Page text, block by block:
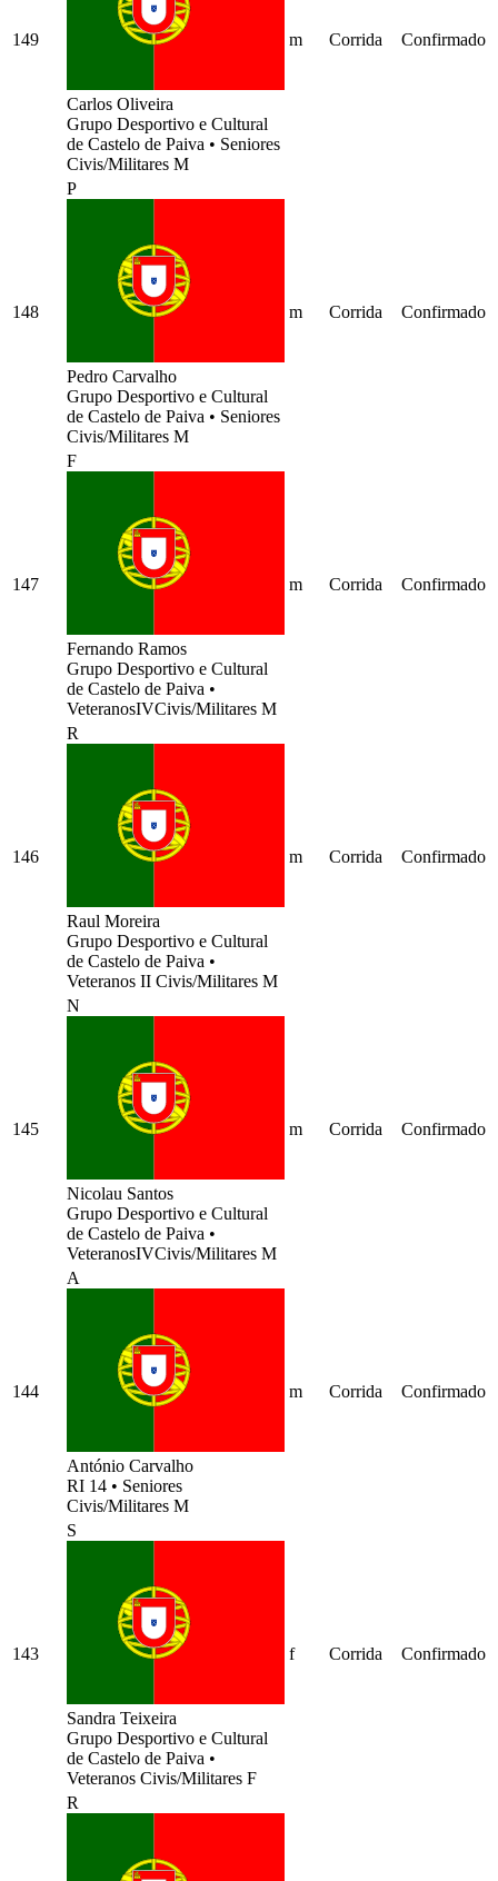
149
Carlos Oliveira
Grupo Desportivo e Cultural
de Castelo de Paiva • Seniores
Civis/Militares M
m Corrida Confirmado
148
P
Pedro Carvalho
Grupo Desportivo e Cultural
de Castelo de Paiva • Seniores
Civis/Militares M
m Corrida Confirmado
147
F
Fernando Ramos
Grupo Desportivo e Cultural
de Castelo de Paiva •
VeteranosIVCivis/Militares M
m Corrida Confirmado
146
R
Raul Moreira
Grupo Desportivo e Cultural
de Castelo de Paiva •
Veteranos II Civis/Militares M
m Corrida Confirmado
145
N
Nicolau Santos
Grupo Desportivo e Cultural
de Castelo de Paiva •
VeteranosIVCivis/Militares M
m Corrida Confirmado
144
A
António Carvalho
RI 14 • Seniores
Civis/Militares M
m Corrida Confirmado
143
S
Sandra Teixeira
Grupo Desportivo e Cultural
de Castelo de Paiva •
Veteranos Civis/Militares F
f Corrida Confirmado
R